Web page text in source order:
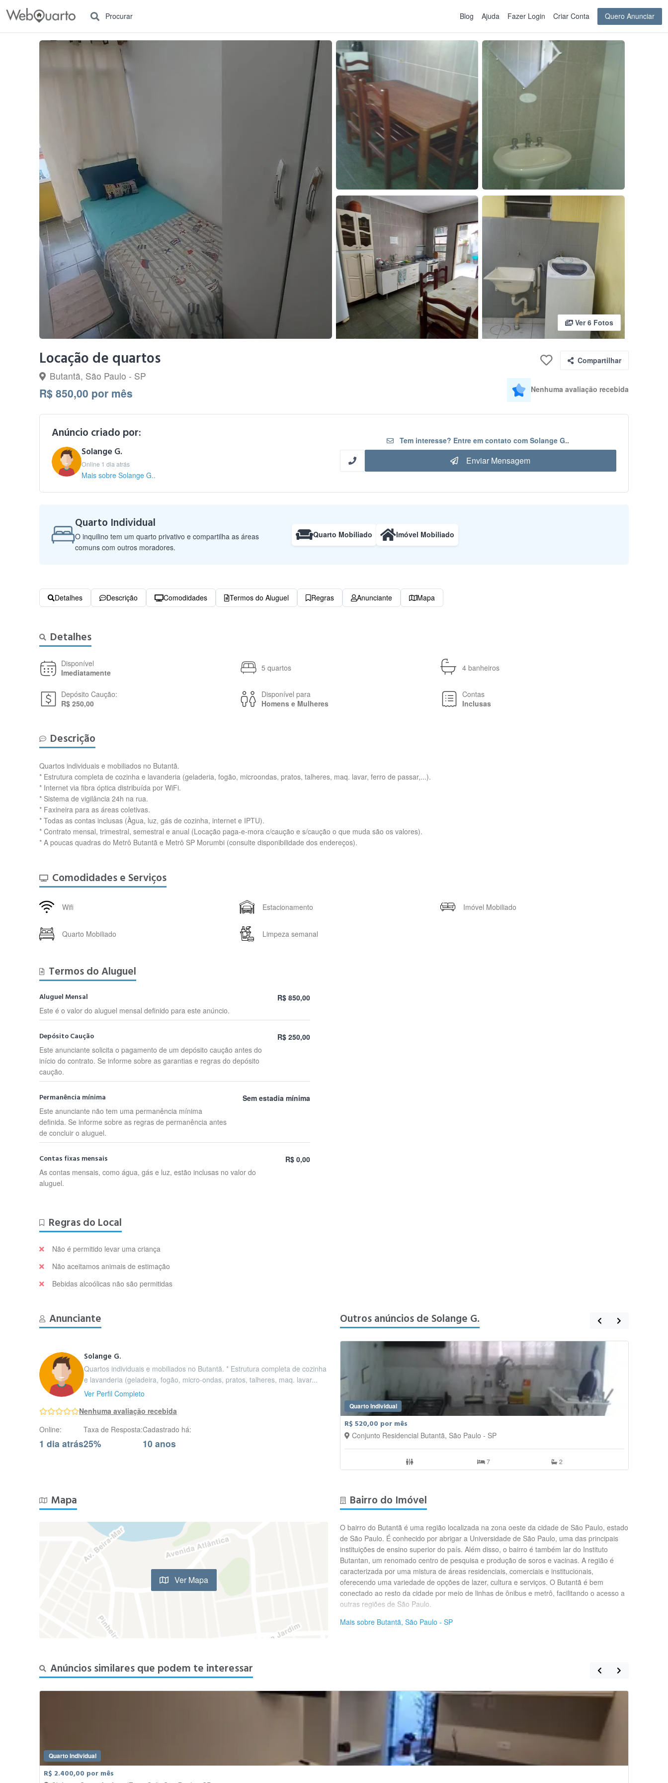
Procurar Blog Ajuda Fazer Login Criar Conta Quero Anunciar
Ver 6 Fotos
Locação de quartos
Butantã, São Paulo - SP
R$ 850,00 por mês
Compartilhar
Nenhuma avaliação recebida
Anúncio criado por:
Solange G.
Online 1 dia atrás
Mais sobre Solange G..
Tem interesse? Entre em contato com Solange G..
Enviar Mensagem
Quarto Individual
O inquilino tem um quarto privativo e compartilha as áreas
comuns com outros moradores.
Quarto Mobiliado Imóvel Mobiliado
Detalhes Descrição Comodidades Termos do Aluguel Regras Anunciante Mapa
Detalhes
Disponível
Imediatamente
5 quartos 4 banheiros
Depósito Caução:
R$ 250,00
Disponível para
Homens e Mulheres
Contas
Inclusas
Descrição
Quartos individuais e mobiliados no Butantã.
* Estrutura completa de cozinha e lavanderia (geladeria, fogão, microondas, pratos, talheres, maq. lavar, ferro de passar,...).
* Internet via fibra óptica distribuída por WiFi.
* Sistema de vigilância 24h na rua.
* Faxineira para as áreas coletivas.
* Todas as contas inclusas (Àgua, luz, gás de cozinha, internet e IPTU).
* Contrato mensal, trimestral, semestral e anual (Locação paga-e-mora c/caução e s/caução o que muda são os valores).
* A poucas quadras do Metrô Butantã e Metrô SP Morumbi (consulte disponibilidade dos endereços).
Comodidades e Serviços
Wifi Estacionamento Imóvel Mobiliado
Quarto Mobiliado Limpeza semanal
Termos do Aluguel
Aluguel Mensal
Este é o valor do aluguel mensal definido para este anúncio.
R$ 850,00
Depósito Caução
Este anunciante solicita o pagamento de um depósito caução antes do
início do contrato. Se informe sobre as garantias e regras do depósito
caução.
R$ 250,00
Permanência mínima
Este anunciante não tem uma permanência mínima
definida. Se informe sobre as regras de permanência antes
de concluir o aluguel.
Sem estadia mínima
Contas fixas mensais
As contas mensais, como água, gás e luz, estão inclusas no valor do
aluguel.
R$ 0,00
Regras do Local
Não é permitido levar uma criança
Não aceitamos animais de estimação
Bebidas alcoólicas não são permitidas
Anunciante
Solange G.
Quartos individuais e mobiliados no Butantã. * Estrutura completa de cozinha
e lavanderia (geladeira, fogão, micro-ondas, pratos, talheres, maq. lavar...
Ver Perfil Completo
Nenhuma avaliação recebida
Online:
1 dia atrás
Taxa de Resposta:
25%
Cadastrado há:
10 anos
Outros anúncios de Solange G.
Quarto Individual
R$ 520,00 por mês
Conjunto Residencial Butantã, São Paulo - SP
7 2
Mapa
Ver Mapa
Bairro do Imóvel
O bairro do Butantã é uma região localizada na zona oeste da cidade de São Paulo, estado
de São Paulo. É conhecido por abrigar a Universidade de São Paulo, uma das principais
instituições de ensino superior do país. Além disso, o bairro é também lar do Instituto
Butantan, um renomado centro de pesquisa e produção de soros e vacinas. A região é
caracterizada por uma mistura de áreas residenciais, comerciais e institucionais,
oferecendo uma variedade de opções de lazer, cultura e serviços. O Butantã é bem
conectado ao resto da cidade por meio de linhas de ônibus e metrô, facilitando o acesso a
outras regiões de São Paulo.
Mais sobre Butantã, São Paulo - SP
Anúncios similares que podem te interessar
Quarto Individual
R$ 2.400,00 por mês